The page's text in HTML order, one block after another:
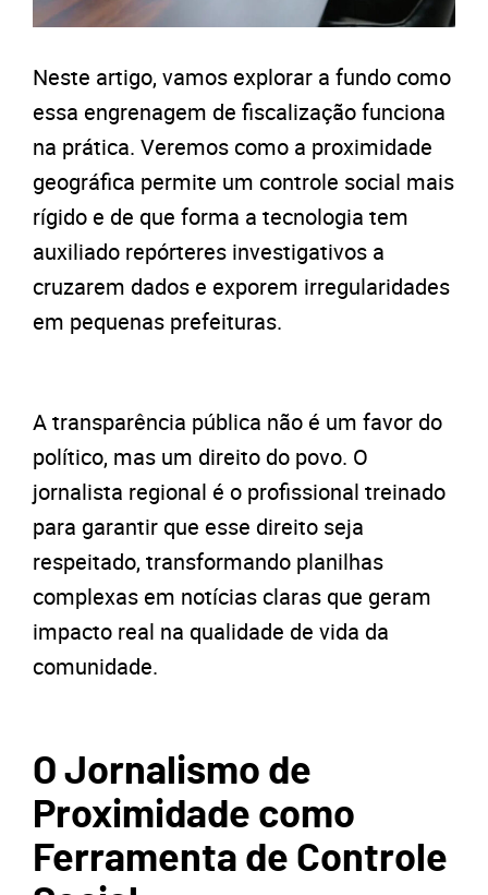
Neste artigo, vamos explorar a fundo como
essa engrenagem de fiscalização funciona
na prática. Veremos como a proximidade
geográfica permite um controle social mais
rígido e de que forma a tecnologia tem
auxiliado repórteres investigativos a
cruzarem dados e exporem irregularidades
em pequenas prefeituras.
A transparência pública não é um favor do
político, mas um direito do povo. O
jornalista regional é o profissional treinado
para garantir que esse direito seja
respeitado, transformando planilhas
complexas em notícias claras que geram
impacto real na qualidade de vida da
comunidade.
O Jornalismo de
Proximidade como
Ferramenta de Controle